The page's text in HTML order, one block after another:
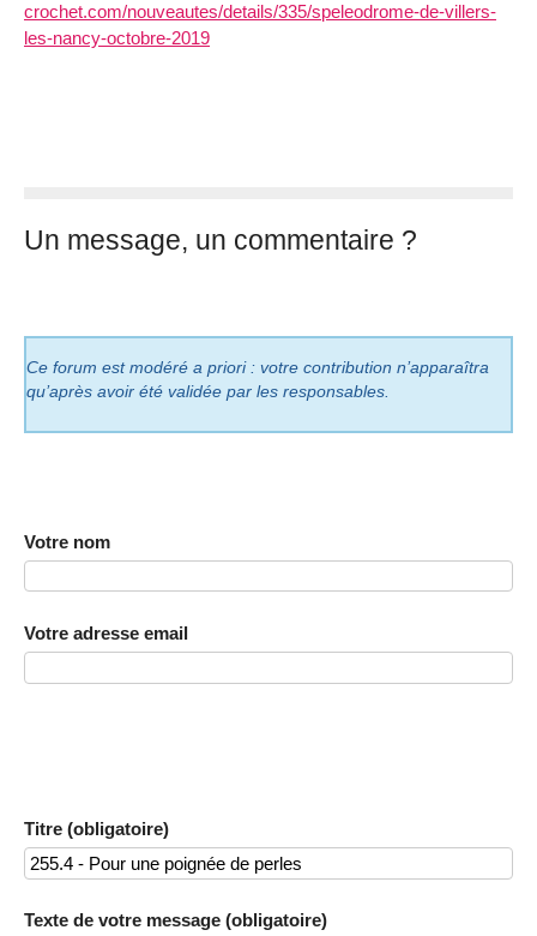
crochet.com/nouveautes/details/335/speleodrome-de-villers-
les-nancy-octobre-2019
Un message, un commentaire ?
Ce forum est modéré a priori : votre contribution n’apparaîtra
qu’après avoir été validée par les responsables.
Votre nom
Votre adresse email
Titre (obligatoire)
Texte de votre message (obligatoire)